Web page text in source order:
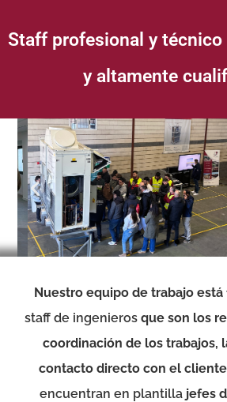
Staff profesional y
y altamente
Nuestro equipo de trabajo
staff de ingenieros que son los
coordinación de los trabajos,
contacto directo con el
encuentran en plantillajefes